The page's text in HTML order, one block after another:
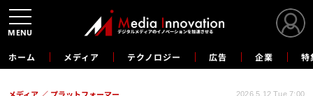
ホーム メディア テクノロジー 広告 企業 特
2026.5.12 Tue 7:00
MENU